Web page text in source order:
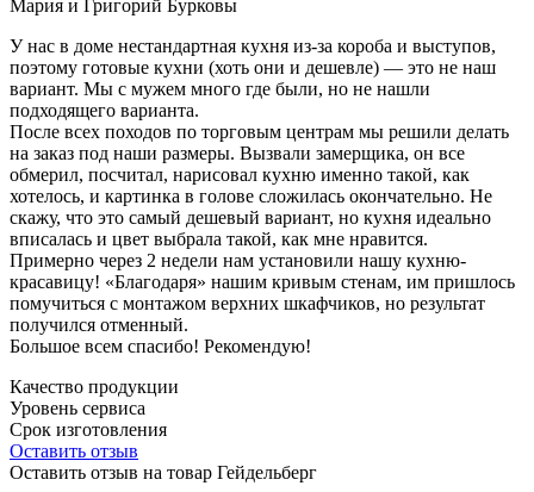
Мария и Григорий Бурковы
У нас в доме нестандартная кухня из-за короба и выступов,
поэтому готовые кухни (хоть они и дешевле) — это не наш
вариант. Мы с мужем много где были, но не нашли
подходящего варианта.
После всех походов по торговым центрам мы решили делать
на заказ под наши размеры. Вызвали замерщика, он все
обмерил, посчитал, нарисовал кухню именно такой, как
хотелось, и картинка в голове сложилась окончательно. Не
скажу, что это самый дешевый вариант, но кухня идеально
вписалась и цвет выбрала такой, как мне нравится.
Примерно через 2 недели нам установили нашу кухню-
красавицу! «Благодаря» нашим кривым стенам, им пришлось
помучиться с монтажом верхних шкафчиков, но результат
получился отменный.
Большое всем спасибо! Рекомендую!
Качество продукции
Уровень сервиса
Срок изготовления
Оставить отзыв
Оставить отзыв на товар Гейдельберг